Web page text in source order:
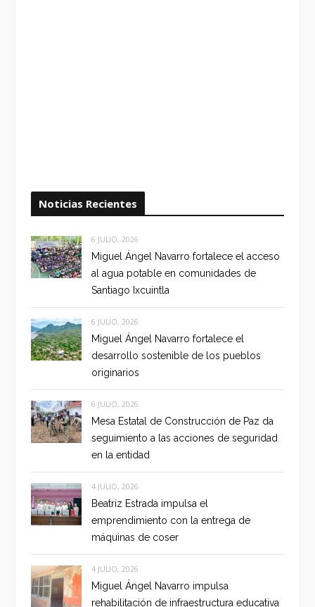
Noticias Recientes
6 JULIO, 2026
Miguel Ángel Navarro fortalece el acceso
al agua potable en comunidades de
Santiago Ixcuintla
6 JULIO, 2026
Miguel Ángel Navarro fortalece el
desarrollo sostenible de los pueblos
originarios
6 JULIO, 2026
Mesa Estatal de Construcción de Paz da
seguimiento a las acciones de seguridad
en la entidad
4 JULIO, 2026
Beatriz Estrada impulsa el
emprendimiento con la entrega de
máquinas de coser
4 JULIO, 2026
Miguel Ángel Navarro impulsa
rehabilitación de infraestructura educativa